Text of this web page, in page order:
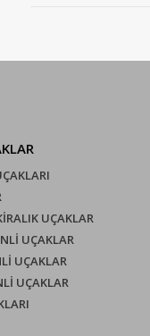
UÇAKLAR
UÇAKLAR
UÇAKLAR
UÇAKLAR